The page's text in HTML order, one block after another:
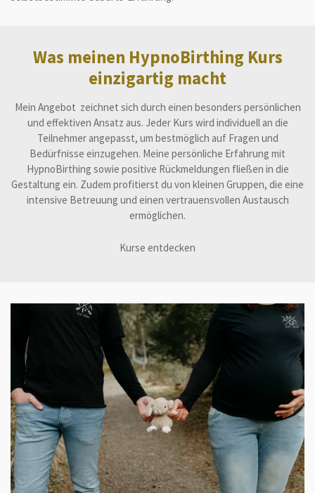
Was meinen HypnoBirthing Kurs
einzigartig macht
Mein Angebot zeichnet sich durch einen besonders persönlichen
und effektiven Ansatz aus. Jeder Kurs wird individuell an die
Teilnehmer angepasst, um bestmöglich auf Fragen und
Bedürfnisse einzugehen. Meine persönliche Erfahrung mit
HypnoBirthing sowie positive Rückmeldungen fließen in die
Gestaltung ein. Zudem profitierst du von kleinen Gruppen, die eine
intensive Betreuung und einen vertrauensvollen Austausch
ermöglichen.
Kurse entdecken